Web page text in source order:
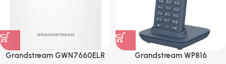
Grandstream GWN7660ELR Grandstream WP816